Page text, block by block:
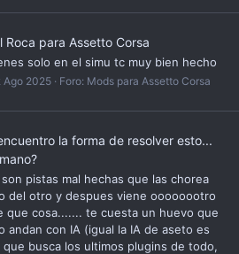
Roca para Assetto Corsa
solo en el simu tc muy bien hecho
Ago 2025 Foro: Mods para Assetto Corsa
la forma de resolver esto...
pistas mal hechas que las chorea
del otro y despues viene oooooootro
que cosa....... te cuesta un huevo que
andan con IA (igual la IA de aseto es
que busca los ultimos plugins de todo,